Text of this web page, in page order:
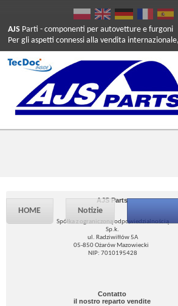
AJS Parti - componenti per autovetture e furgoni
Per gli aspetti connessi alla vendita
HOME Notizie
AJS Parts
Spółka z ograniczoną odpowiedzialnością
Sp.k.
ul. Radziwiłłów 5A
05-850 Ożarów Mazowiecki
NIP: 7010195428
Contatto
il nostro reparto vendite